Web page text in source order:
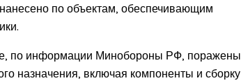
по объектам, обеспечивающим
по информации Минобороны РФ, поражены
назначения, включая компоненты и сборку